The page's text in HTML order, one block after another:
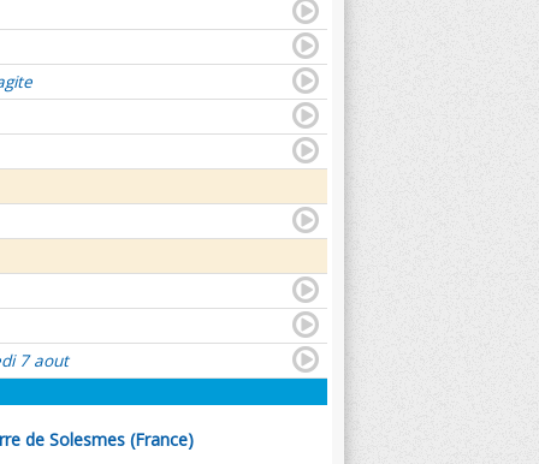
7 aout
de Solesmes (France)